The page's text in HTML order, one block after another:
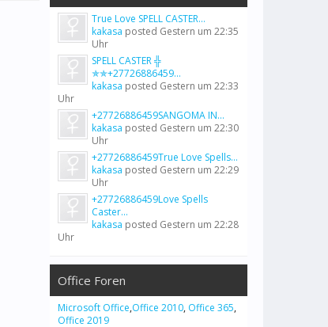
True Love SPELL CASTER...
kakasa posted Gestern um 22:35
Uhr
SPELL CASTER ╬
✯✯+27726886459...
kakasa posted Gestern um 22:33
Uhr
+27726886459SANGOMA IN...
kakasa posted Gestern um 22:30
Uhr
+27726886459True Love Spells...
kakasa posted Gestern um 22:29
Uhr
+27726886459Love Spells
Caster...
kakasa posted Gestern um 22:28
Uhr
Office Foren
Microsoft Office,Office 2010, Office 365,
Office 2019